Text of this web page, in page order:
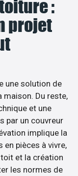
:
projet
une solution de
maison. Du reste,
et une
par un couvreur
implique la
pièces à vivre,
et la création
les normes de